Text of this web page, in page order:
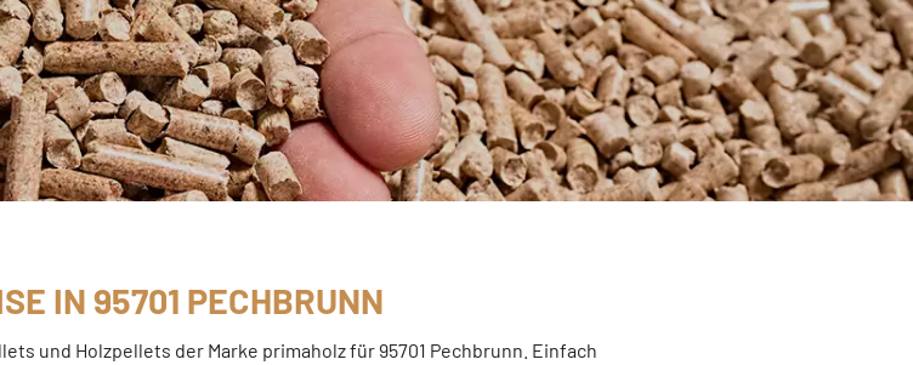
IN 95701 PECHBRUNN
und Holzpellets der Marke primaholz für 95701 Pechbrunn. Einfach